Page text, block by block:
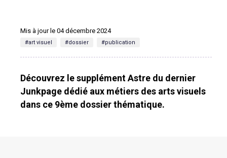
Mis à jour le 04 décembre 2024
#art visuel #dossier #publication
Découvrez le supplément Astre du dernier
Junkpage dédié aux métiers des arts visuels
dans ce 9ème dossier thématique.